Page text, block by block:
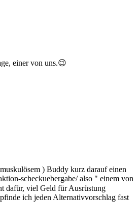
einer von uns.😉
) Buddy kurz darauf einen
scheckuebergabe/ also " einem von
dafür, viel Geld für Ausrüstung
ich jeden Alternativvorschlag fast